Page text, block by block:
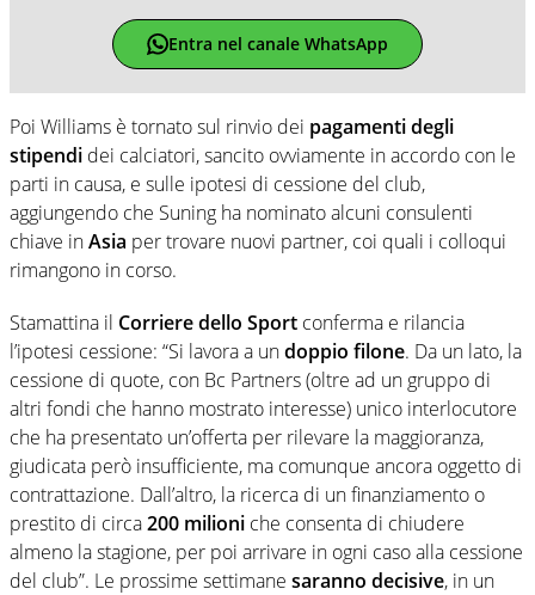
Entra nel canale WhatsApp
Poi Williams è tornato sul rinvio dei pagamenti degli
stipendi dei calciatori, sancito ovviamente in accordo con le
parti in causa, e sulle ipotesi di cessione del club,
aggiungendo che Suning ha nominato alcuni consulenti
chiave inAsia per trovare nuovi partner, coi quali i colloqui
rimangono in corso.
Stamattina il Corriere dello Sport conferma e rilancia
l’ipotesi cessione: “Si lavora a undoppio filone. Da un lato, la
cessione di quote, con Bc Partners (oltre ad un gruppo di
altri fondi che hanno mostrato interesse) unico interlocutore
che ha presentato un’offerta per rilevare la maggioranza,
giudicata però insufficiente, ma comunque ancora oggetto di
contrattazione. Dall’altro, la ricerca di un finanziamento o
prestito di circa200 milioni che consenta di chiudere
almeno la stagione, per poi arrivare in ogni caso alla cessione
del club”. Le prossime settimane saranno decisive, in un